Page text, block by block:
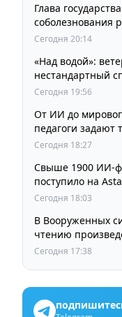
Глава
соболезнования
кинорежиссера
Сегодня 20:14
«Над водой»:
нестандартный
пробок и смога
Сегодня 19:56
От ИИ до
педагоги задают
Сегодня 18:27
Свыше 1900 ИИ-
поступило на
Сегодня 18:03
В Вооруженных
чтению
Сегодня 17:38